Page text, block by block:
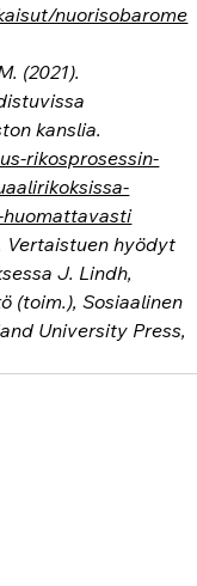
nuorisobarome
(2021).
kanslia.
rikosprosessin-
huomattavasti
Vertaistuen hyödyt
J. Lindh,
(toim.), Sosiaalinen
University Press,